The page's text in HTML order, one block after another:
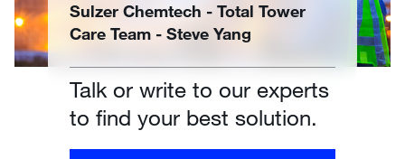
Sulzer Chemtech - Total Tower
Care Team - Steve Yang
Talk or write to our experts
to find your best solution.